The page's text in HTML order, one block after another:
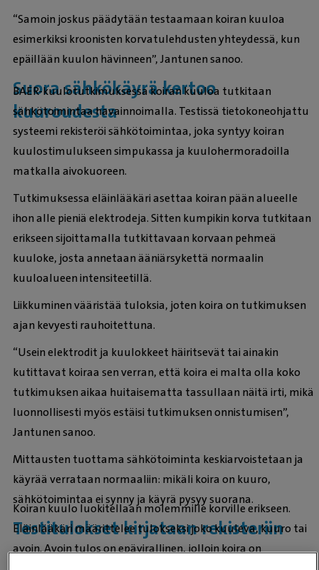
“Samoin joskus päädytään testaamaan koiran kuuloa
esimerkiksi kroonisten korvatulehdusten yhteydessä, kun
epäillään kuulon hävinneen”, Jantunen sanoo.
Suora sähkökäyrä kertoo
kuuroudesta
BAER-kuulotutkimuksessa koiran kuuloa tutkitaan
sähkötoimintaa havainnoimalla. Testissä tietokoneohjattu
systeemi rekisteröi sähkötoimintaa, joka syntyy koiran
kuulostimulukseen simpukassa ja kuulohermoradoilla
matkalla aivokuoreen.
Tutkimuksessa eläinlääkäri asettaa koiran pään alueelle
ihon alle pieniä elektrodeja. Sitten kumpikin korva tutkitaan
erikseen sijoittamalla tutkittavaan korvaan pehmeä
kuuloke, josta annetaan ääniärsykettä normaalin
kuuloalueen intensiteetillä.
Liikkuminen vääristää tuloksia, joten koira on tutkimuksen
ajan kevyesti rauhoitettuna.
“Usein elektrodit ja kuulokkeet häiritsevät tai ainakin
kutittavat koiraa sen verran, että koira ei malta olla koko
tutkimuksen aikaa huitaisematta tassullaan näitä irti, mikä
luonnollisesti myös estäisi tutkimuksen onnistumisen”,
Jantunen sanoo.
Mittausten tuottama sähkötoiminta keskiarvoistetaan ja
käyrää verrataan normaaliin: mikäli koira on kuuro,
sähkötoimintaa ei synny ja käyrä pysyy suorana.
Testitulokset kirjataan rekisteriin
Koiran kuulo luokitellaan molemmille korville erikseen.
Eläinlääkäri määrittelee tulokseksi joko kuuleva, kuuro tai
avoin. Avoin tulos on epävirallinen, jolloin koira on